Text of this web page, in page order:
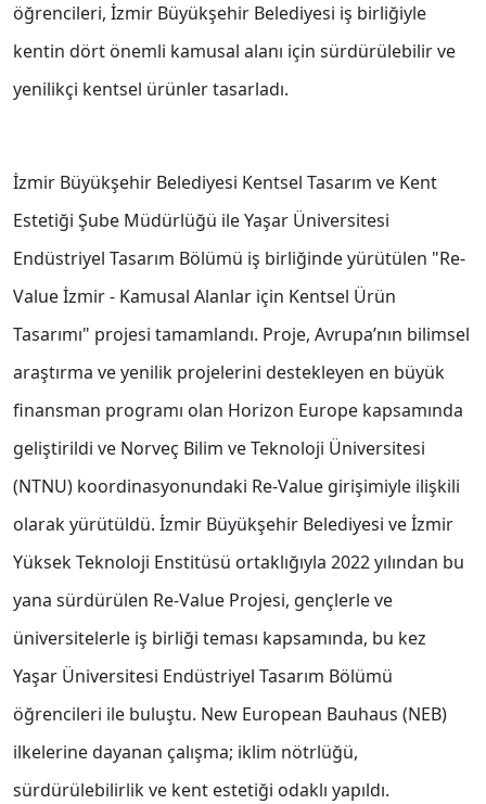
öğrencileri, İzmir Büyükşehir Belediyesi iş birliğiyle
kentin dört önemli kamusal alanı için sürdürülebilir ve
yenilikçi kentsel ürünler tasarladı.
İzmir Büyükşehir Belediyesi Kentsel Tasarım ve Kent
Estetiği Şube Müdürlüğü ile Yaşar Üniversitesi
Endüstriyel Tasarım Bölümü iş birliğinde yürütülen "Re-
Value İzmir - Kamusal Alanlar için Kentsel Ürün
Tasarımı" projesi tamamlandı. Proje, Avrupa’nın bilimsel
araştırma ve yenilik projelerini destekleyen en büyük
finansman programı olan Horizon Europe kapsamında
geliştirildi ve Norveç Bilim ve Teknoloji Üniversitesi
(NTNU) koordinasyonundaki Re-Value girişimiyle ilişkili
olarak yürütüldü. İzmir Büyükşehir Belediyesi ve İzmir
Yüksek Teknoloji Enstitüsü ortaklığıyla 2022 yılından bu
yana sürdürülen Re-Value Projesi, gençlerle ve
üniversitelerle iş birliği teması kapsamında, bu kez
Yaşar Üniversitesi Endüstriyel Tasarım Bölümü
öğrencileri ile buluştu. New European Bauhaus (NEB)
ilkelerine dayanan çalışma; iklim nötrlüğü,
sürdürülebilirlik ve kent estetiği odaklı yapıldı.